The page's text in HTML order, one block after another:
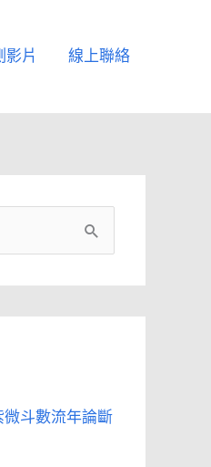
片 線上聯絡
斗數流年論斷